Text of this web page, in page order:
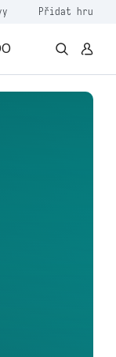
Přidat hru